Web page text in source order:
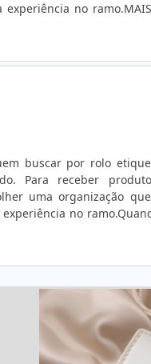
no ramo.MAIS
precisa de rótulos
encont...
buscar por rolo
Para receber
uma organização
no
proteção e